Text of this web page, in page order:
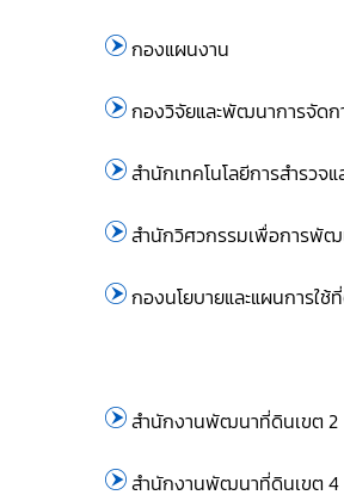
กองแผนงาน
กองวิจัยและพัฒนาการจัด
สำนักเทคโนโลยีการสำรวจ
สำนักวิศวกรรมเพื่อการพั
กองนโยบายและแผนการใช้
สำนักงานพัฒนาที่ดินเขต 2
สำนักงานพัฒนาที่ดินเขต 4